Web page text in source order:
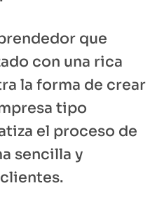
que
con una rica
la forma de crear
tipo
el proceso de
sencilla y